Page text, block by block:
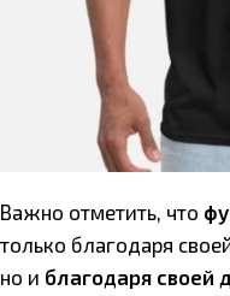
Важно отметить, что
только благодаря
но и благодаря своей